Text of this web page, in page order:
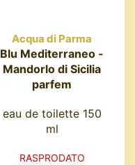
Acqua di Parma
Blu Mediterraneo -
Mandorlo di Sicilia
parfem
eau de toilette 150
ml
RASPRODATO